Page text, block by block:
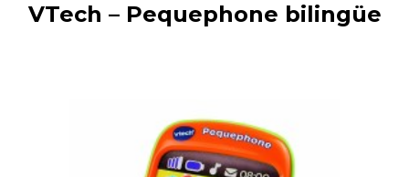
VTech – Pequephone bilingüe